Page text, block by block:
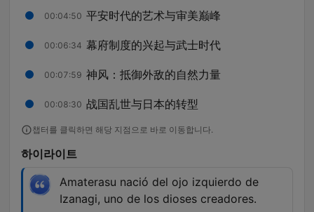
00:04:50 平安时代的艺术与审美巅峰
00:06:34 幕府制度的兴起与武士时代
00:07:59 神风：抵御外敌的自然力量
00:08:30 战国乱世与日本的转型
챕터를 클릭하면 해당 지점으로 바로 이동합니다.
하이라이트
Amaterasu nació del ojo izquierdo de
Izanagi, uno de los dioses creadores.